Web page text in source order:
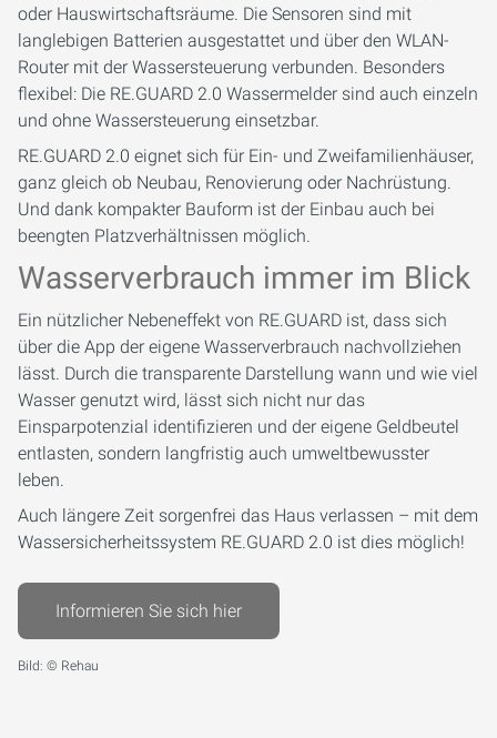
oder Hauswirtschaftsräume. Die Sensoren sind mit
langlebigen Batterien ausgestattet und über den WLAN-
Router mit der Wassersteuerung verbunden. Besonders
flexibel: Die RE.GUARD 2.0 Wassermelder sind auch einzeln
und ohne Wassersteuerung einsetzbar.
RE.GUARD 2.0 eignet sich für Ein- und Zweifamilienhäuser,
ganz gleich ob Neubau, Renovierung oder Nachrüstung.
Und dank kompakter Bauform ist der Einbau auch bei
beengten Platzverhältnissen möglich.
Wasserverbrauch immer im Blick
Ein nützlicher Nebeneffekt von RE.GUARD ist, dass sich
über die App der eigene Wasserverbrauch nachvollziehen
lässt. Durch die transparente Darstellung wann und wie viel
Wasser genutzt wird, lässt sich nicht nur das
Einsparpotenzial identifizieren und der eigene Geldbeutel
entlasten, sondern langfristig auch umweltbewusster
leben.
Auch längere Zeit sorgenfrei das Haus verlassen – mit dem
Wassersicherheitssystem RE.GUARD 2.0 ist dies möglich!
Informieren Sie sich hier
Bild: © Rehau